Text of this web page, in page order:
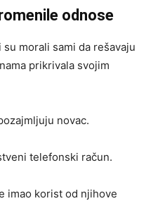
odnose
morali sami da rešavaju
prikrivala svojim
novac.
telefonski račun.
imao korist od njihove